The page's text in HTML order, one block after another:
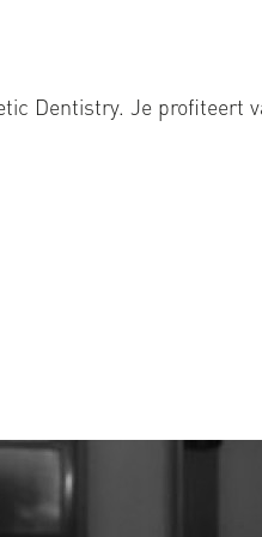
Dentistry. Je profiteert